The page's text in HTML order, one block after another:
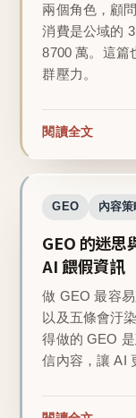
兩個角色，顧
消費是公域的
8700 萬。這篇
群壓力。
閱讀全文
GEO 內容策
GEO 的迷思
AI 餵假資訊
做 GEO 最容
以及五條會汙
得做的 GEO
信內容，讓 AI